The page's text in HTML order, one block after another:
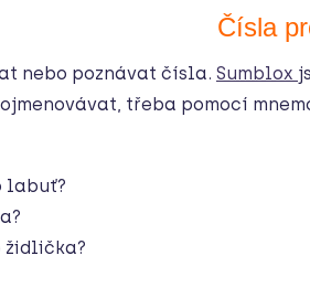
Čísla
nebo poznávat čísla. Sumblox
třeba pomocí
labuť?
židlička?